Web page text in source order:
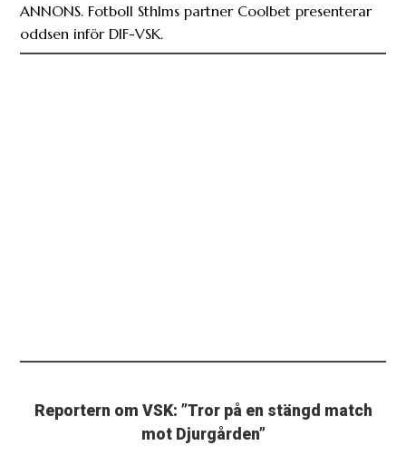
ANNONS. Fotboll Sthlms partner Coolbet presenterar
oddsen inför DIF-VSK.
Reportern om VSK: ”Tror på en stängd match
mot Djurgården”